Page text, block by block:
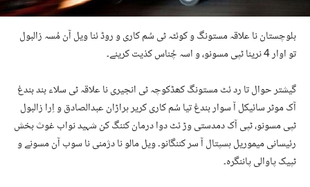
بلوچستان نا علاقہ مستونگ و کوئٹہ ٹی سُم کاری و روڈ ئنا ویل آن مُسہ زالبول
تو اوار 4 نرینا ٹپی مسونو، و اسہ چُناس کذیت کرینے۔
گیشتر حوال تا رد ئٹ مستونگ کھڈکوچہ ٹی انجیری نا علاقہ ٹی سلاء بند بندغ
آک موٹر سائیکل آ سوار بندغ تیا سُم کاری کریر ہراڑان عبدالصادق و اِرا زالبول
ٹپی مسونو، ٹپی آک دمدستی وڑ ئٹ دوا درمان کننگ کن شہید نواب غوث بخش
رئیسانی میموریل ہسپتال آ سر کننگانو۔ ویل مالو نا دژمنی نا سوب آن مسونے و
ٹپیک پاوالی پاننگرہ۔